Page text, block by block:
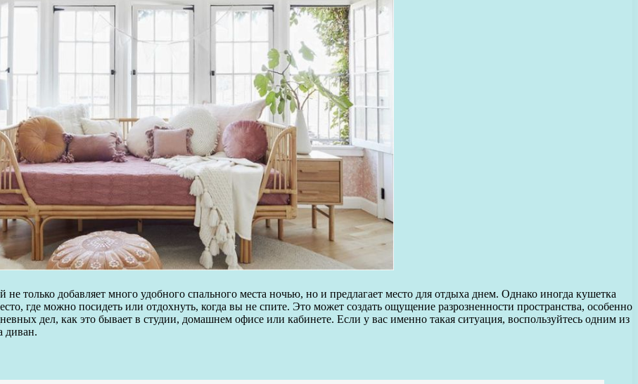
только добавляет много удобного спального места ночью, но и предлагает место для отдыха днем. Однако иногда кушетка
где можно посидеть или отдохнуть, когда вы не спите. Это может создать ощущение разрозненности пространства, особенно
дел, как это бывает в студии, домашнем офисе или кабинете. Если у вас именно такая ситуация, воспользуйтесь одним из
диван.